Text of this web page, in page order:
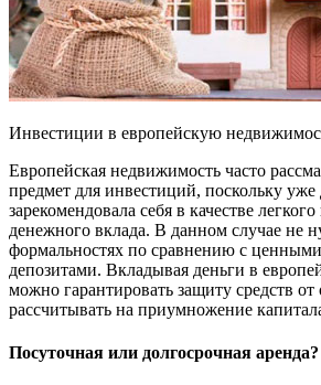
Инвестиции в европейскую
Европейская недвижимость часто
предмет для инвестиций, поскольку уже
зарекомендовала себя в качестве
денежного вклада. В данном случае не
формальностях по сравнению с
депозитами. Вкладывая деньги в
можно гарантировать защиту средств
рассчитывать на приумножение
Посуточная или долгосрочная аренда?